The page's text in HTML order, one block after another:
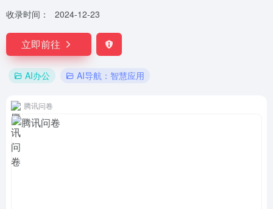
收录时间： 2024-12-23
立即前往
AI办公 AI导航：智慧应用
腾讯问卷